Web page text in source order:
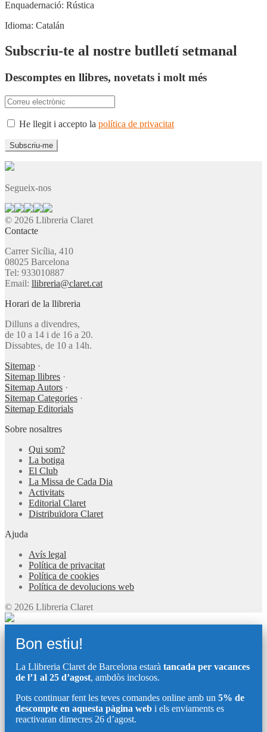
Enquadernació: Rústica
Idioma: Catalán
Subscriu-te al nostre butlletí setmanal
Descomptes en llibres, novetats i molt més
He llegit i accepto la política de privacitat
Segueix-nos
© 2026 Llibreria Claret
Contacte
Carrer Sicília, 410
08025 Barcelona
Tel: 933010887
Email: llibreria@claret.cat
Horari de la llibreria
Dilluns a divendres,
de 10 a 14 i de 16 a 20.
Dissabtes, de 10 a 14h.
Sitemap ·
Sitemap llibres ·
Sitemap Autors ·
Sitemap Categories ·
Sitemap Editorials
Sobre nosaltres
Qui som?
La botiga
El Club
La Missa de Cada Dia
Activitats
Editorial Claret
Distribuïdora Claret
Ajuda
Avís legal
Política de privacitat
Política de cookies
Política de devolucions web
© 2026 Llibreria Claret
Bon estiu!
La Llibreria Claret de Barcelona estarà tancada per vacances
de l’1 al 25 d’agost, ambdòs inclosos.
Pots continuar fent les teves comandes online amb un 5% de
descompte en aquesta pàgina web i els enviaments es
reactivaran dimecres 26 d’agost.